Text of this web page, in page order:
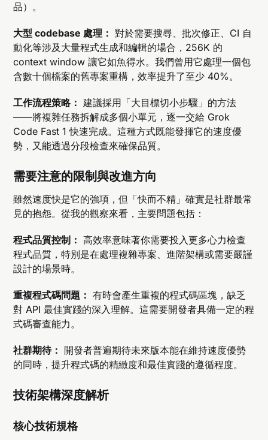
品）。
大型 codebase 處理： 對於需要搜尋、批次修正、CI 自
動化等涉及大量程式生成和編輯的場合，256K 的
context window 讓它如魚得水。我們曾用它處理一個包
含數十個檔案的舊專案重構，效率提升了至少 40%。
工作流程策略： 建議採用「大目標切小步驟」的方法
——將複雜任務拆解成多個小單元，逐一交給 Grok
Code Fast 1 快速完成。這種方式既能發揮它的速度優
勢，又能透過分段檢查來確保品質。
需要注意的限制與改進方向
雖然速度快是它的強項，但「快而不精」確實是社群最常
見的抱怨。從我的觀察來看，主要問題包括：
程式品質控制： 高效率意味著你需要投入更多心力檢查
程式品質，特別是在處理複雜專案、進階架構或需要嚴謹
設計的場景時。
重複程式碼問題： 有時會產生重複的程式碼區塊，缺乏
對 API 最佳實踐的深入理解。這需要開發者具備一定的程
式碼審查能力。
社群期待： 開發者普遍期待未來版本能在維持速度優勢
的同時，提升程式碼的精緻度和最佳實踐的遵循程度。
技術架構深度解析
核心技術規格